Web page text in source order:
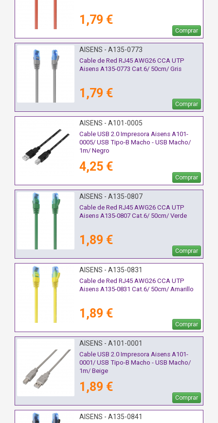
1,79 €
Comprar
AISENS - A135-0773
Cable de Red RJ45 AWG26 CCA UTP
Aisens A135-0773 Cat.6/ 50cm/ Gris
1,79 €
Comprar
AISENS - A101-0005
Cable USB 2.0 Impresora Aisens A101-
0005/ USB Tipo-B Macho - USB Macho/
1m/ Negro
4,25 €
Comprar
AISENS - A135-0807
Cable de Red RJ45 AWG26 CCA UTP
Aisens A135-0807 Cat.6/ 50cm/ Verde
1,89 €
Comprar
AISENS - A135-0831
Cable de Red RJ45 AWG26 CCA UTP
Aisens A135-0831 Cat.6/ 50cm/ Amarillo
1,89 €
Comprar
AISENS - A101-0001
Cable USB 2.0 Impresora Aisens A101-
0001/ USB Tipo-B Macho - USB Macho/
1m/ Beige
1,89 €
Comprar
AISENS - A135-0841